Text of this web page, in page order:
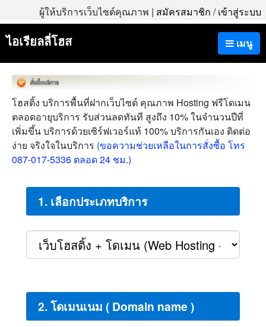
ผู้ให้บริการเว็บไซต์คุณภาพ | สมัครสมาชิก /เข้าสู่ระบบ
เมนู
ไอเรียลลี่โฮส
โฮสติ้ง บริการพื้นที่ฝากเว็บไซต์ คุณภาพ Hosting ฟรีโดเมน
ตลอดอายุบริการ รับส่วนลดทันที สูงถึง 10% ในจำนวนปีที่
เพิ่มขึ้น บริการด้วยเซิร์ฟเวอร์แท้ 100% บริการกันเอง ติดต่อ
ง่าย จริงใจในบริการ (ขอความช่วยเหลือในการสั่งซื้อ โทร
087-017-5336 ตลอด 24 ชม.)
1. เลือกประเภทบริการ
2. โดเมนเนม ( Domain name )